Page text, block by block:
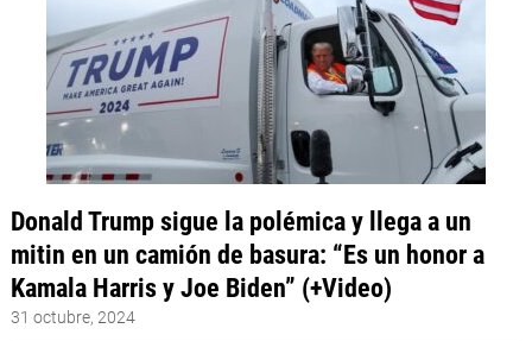
Donald Trump sigue la polémica y llega a un
mitin en un camión de basura: “Es un honor a
Kamala Harris y Joe Biden” (+Video)
31 octubre, 2024